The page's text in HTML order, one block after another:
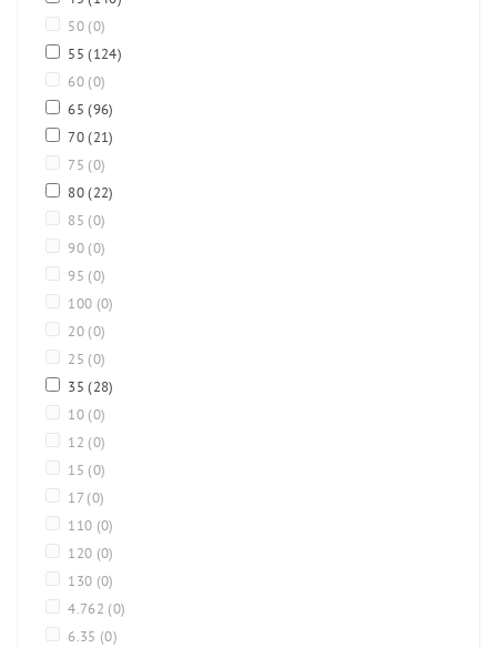
50 (0)
55(124)
60 (0)
65(96)
70(21)
75 (0)
80(22)
85 (0)
90 (0)
95 (0)
100 (0)
20 (0)
25 (0)
35(28)
10 (0)
12 (0)
15 (0)
17 (0)
110 (0)
120 (0)
130 (0)
4.762 (0)
6.35 (0)